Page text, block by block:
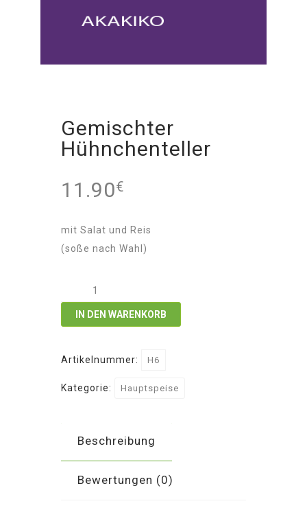
Gemischter
Hühnchenteller
11.90€
mit Salat und Reis
(soße nach Wahl)
Gemischter
Hühnchenteller
Menge
IN DEN WARENKORB
Artikelnummer: H6
Kategorie: Hauptspeise
Beschreibung
Bewertungen (0)